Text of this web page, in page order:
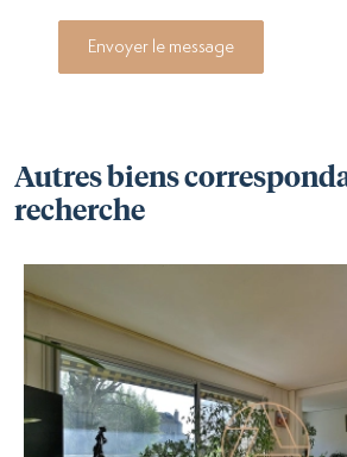
Envoyer le message
Autres biens
recherche